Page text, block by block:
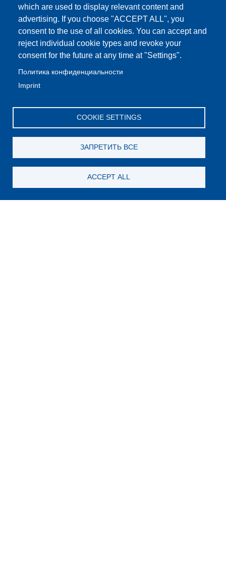
which are used to display relevant content and
advertising. If you choose "ACCEPT ALL", you
consent to the use of all cookies. You can accept and
reject individual cookie types and revoke your
consent for the future at any time at "Settings".
Политика конфиденциальности
Imprint
COOKIE SETTINGS
ЗАПРЕТИТЬ ВСЕ
ACCEPT ALL